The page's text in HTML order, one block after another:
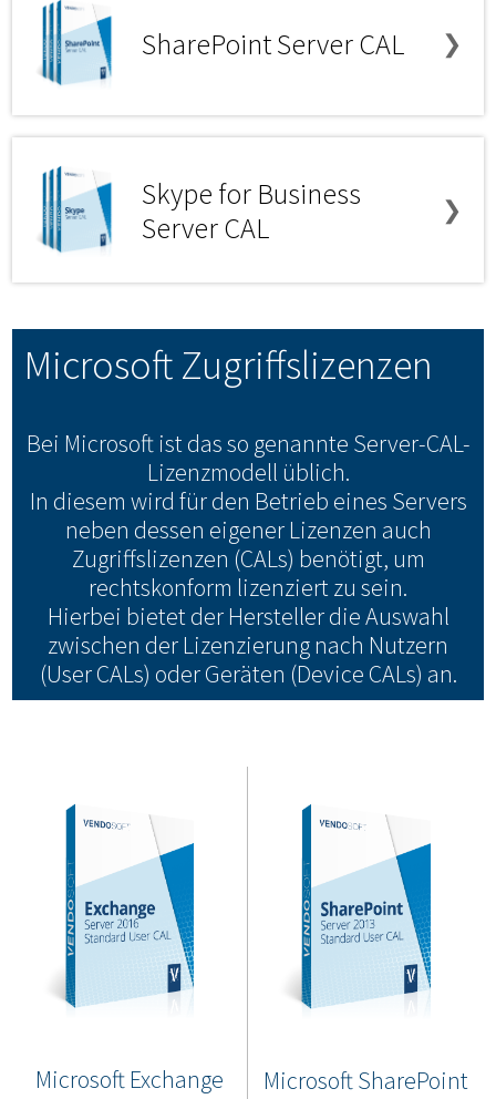
SharePoint Server CAL ❯
Skype for Business
Server CAL
❯
Microsoft Zugriffslizenzen
Bei Microsoft ist das so genannte Server-CAL-
Lizenzmodell üblich.
In diesem wird für den Betrieb eines Servers
neben dessen eigener Lizenzen auch
Zugriffslizenzen (CALs) benötigt, um
rechtskonform lizenziert zu sein.
Hierbei bietet der Hersteller die Auswahl
zwischen der Lizenzierung nach Nutzern
(User CALs) oder Geräten (Device CALs) an.
Microsoft Exchange
Microsoft SharePoint